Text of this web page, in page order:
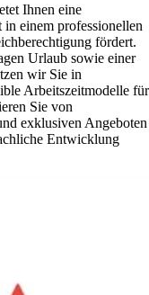
Ihnen eine
einem professionellen
fördert.
Urlaub sowie einer
wir Sie in
Arbeitszeitmodelle für
Sie von
exklusiven Angeboten
Entwicklung